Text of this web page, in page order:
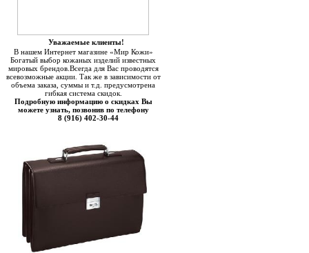
Уважаемые клиенты!
В нашем Интернет магазине «Мир Кожи»
Богатый выбор кожаных изделий известных
мировых брендов.Всегда для Вас проводятся
всевозможные акции. Так же в зависимости от
объема заказа, суммы и т.д. предусмотрена
гибкая система скидок.
Подробную информацию о скидках Вы
можете узнать, позвонив по телефону
8 (916) 402-30-44